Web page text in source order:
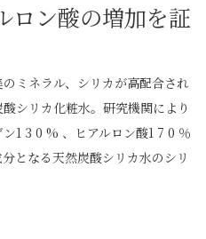
ロン酸の増加を証
ミネラル、シリカが⾼配合され
シリカ化粧⽔。研究機関により
1 3 0 % 、ヒアルロン酸1 7 0 ％
となる天然炭酸シリカ⽔のシリ